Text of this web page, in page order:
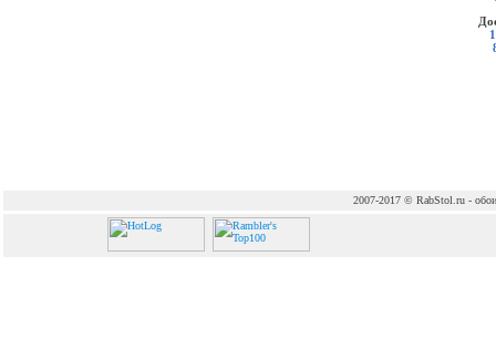
2007-2017 © RabStol.ru - обои